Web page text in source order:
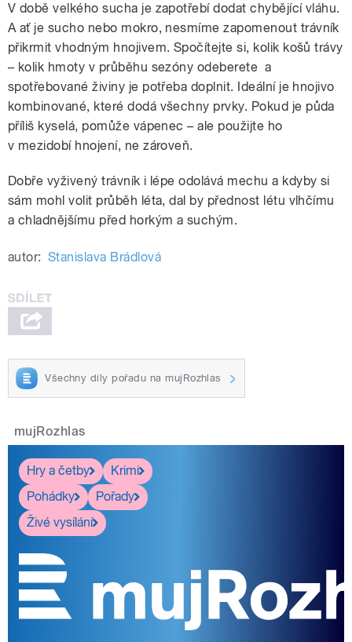
V době velkého sucha je zapotřebí dodat chybějící vláhu.
A ať je sucho nebo mokro, nesmíme zapomenout trávník
přikrmit vhodným hnojivem. Spočítejte si, kolik košů trávy
– kolik hmoty v průběhu sezóny odeberete a
spotřebované živiny je potřeba doplnit. Ideální je hnojivo
kombinované, které dodá všechny prvky. Pokud je půda
příliš kyselá, pomůže vápenec – ale použijte ho
v mezidobí hnojení, ne zároveň.
Dobře vyživený trávník i lépe odolává mechu a kdyby si
sám mohl volit průběh léta, dal by přednost létu vlhčímu
a chladnějšímu před horkým a suchým.
autor: Stanislava Brádlová
Všechny díly pořadu na mujRozhlas
mujRozhlas
Hry a četby
Krimi
Pohádky
Pořady
Živé vysílání